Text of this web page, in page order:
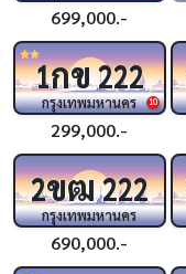
699,000.-
10
1กข222
กรุงเทพมหานคร
299,000.-
2ขฒ222
กรุงเทพมหานคร
690,000.-